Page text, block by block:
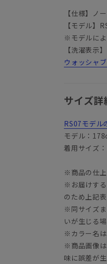
【仕様】ノ
【モデル】
※モデルによ
【洗濯表示
ウォッシャ
サイズ詳
RS07モデル
モデル：
着用サイズ：
※商品の仕上
※お届けする
のため上記
※同サイズ
いが生じる
※カラー名は
※商品画像
味に誤差が